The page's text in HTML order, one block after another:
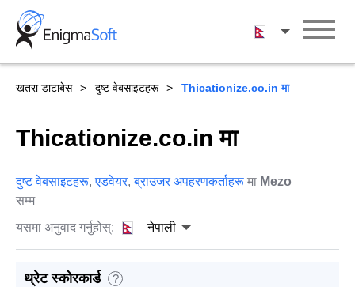
Skip
content
नेपाली
खतरा डाटाबेस दुष्ट वेबसाइटहरू Thicationize.co.in मा
Thicationize.co.in मा
दुष्ट वेबसाइटहरू,एडवेयर,ब्राउजर अपहरणकर्ताहरू मा Mezo
सम्म
यसमा अनुवाद गर्नुहोस्:
नेपाली
थ्रेट स्कोरकार्ड ?